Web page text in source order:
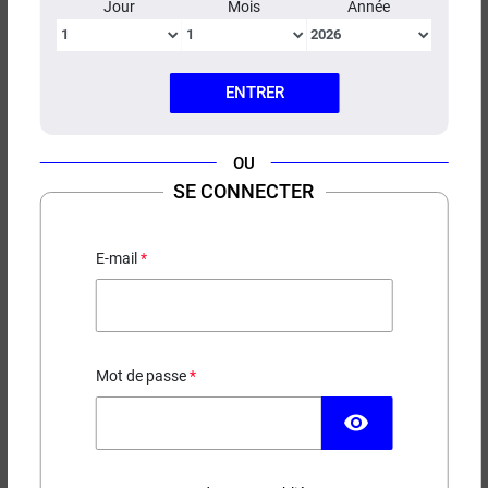
Jour Mois Année
ENTRER
OU
SE CONNECTER
E-mail
Mot de passe
visibility
KIT XROS PRO 2 VAPORESSO
Batterie intégrée 2000 mah
26,90 €
EN STOCK
Couleur